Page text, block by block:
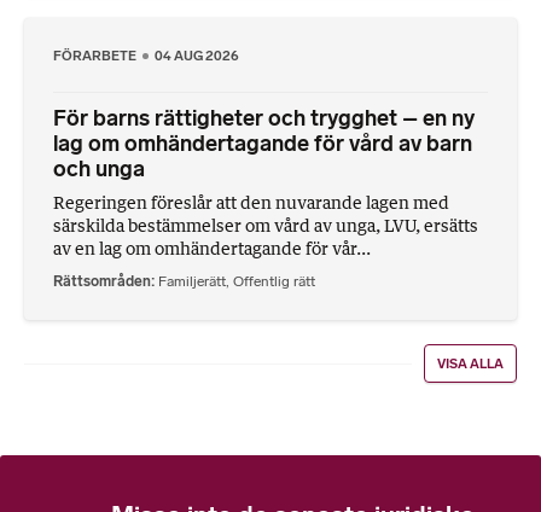
FÖRARBETE 04 AUG 2026
För barns rättigheter och trygghet – en ny
lag om omhändertagande för vård av barn
och unga
Regeringen föreslår att den nuvarande lagen med
särskilda bestämmelser om vård av unga, LVU, ersätts
av en lag om omhändertagande för vår...
Rättsområden Familjerätt Offentlig rätt
VISA ALLA